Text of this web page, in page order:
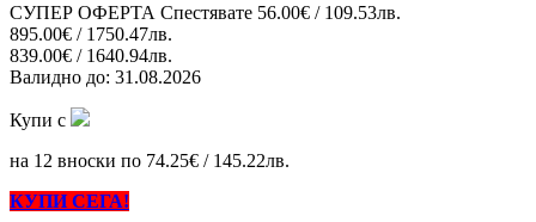
СУПЕР ОФЕРТА Спестявате 56.00€ / 109.53лв.
895.00€ / 1750.47лв.
839.00€ / 1640.94лв.
Валидно до: 31.08.2026
Купи с
на 12 вноски по 74.25€ / 145.22лв.
КУПИ СЕГА!